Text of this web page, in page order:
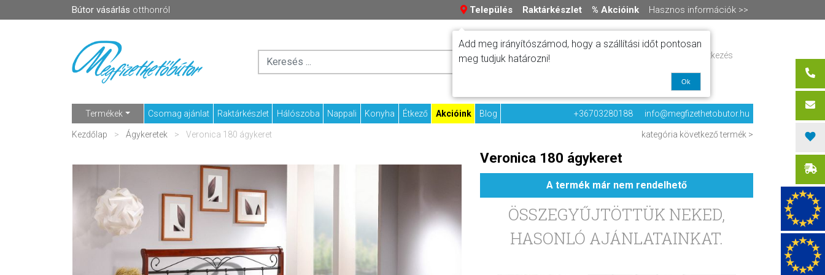
Bútor vásárlás otthonról Település Raktárkészlet % Akcióink Hasznos információk >>
Szállítás
Fizetési tudnivalók
Regisztráció / bejelentkezés
Termékek Csomag ajánlat Raktárkészlet Hálószoba Nappali Konyha Étkező Akcióink Blog +36703280188 info@megfizethetobutor.hu
Kezdőlap Ágykeretek Veronica 180 ágykeret kategória következő termék >
Veronica 180 ágykeret
A termék már nem rendelhető
ÖSSZEGYŰJTÖTTÜK NEKED,
HASONLÓ AJÁNLATAINKAT.
Add meg irányítószámod, hogy a szállítási időt pontosan
meg tudjuk határozni!
Ok